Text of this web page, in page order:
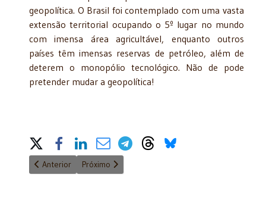
geopolítica. O Brasil foi contemplado com uma vasta
extensão territorial ocupando o 5º lugar no mundo
com imensa área agricultável, enquanto outros
países têm imensas reservas de petróleo, além de
deterem o monopólio tecnológico. Não de pode
pretender mudar a geopolítica!
Share on Social Media
Artigo anterior: Dr. Adib Jatene: saudades!
Anterior Próximo artigo: CONTRARREFORMA TRIBUTÁRIA*
Próximo